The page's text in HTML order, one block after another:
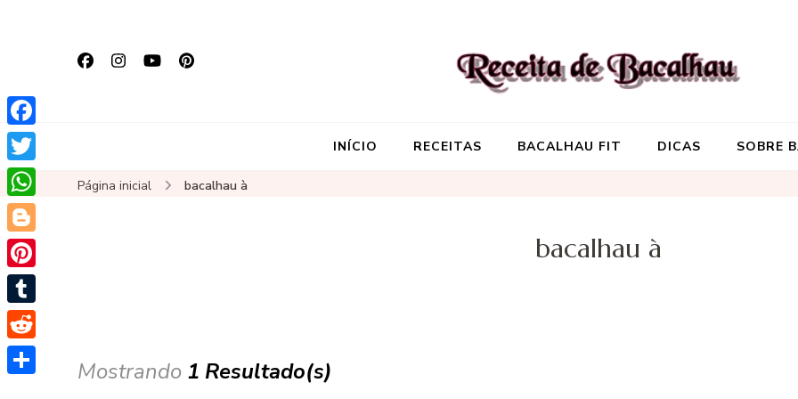
INÍCIO RECEITAS BACALHAU FIT DICAS SOBRE
Página inicial bacalhau à
bacalhau à
Mostrando 1 Resultado(s)
Facebook
Twitter
WhatsApp
Blogger
Pinterest
Tumblr
Reddit